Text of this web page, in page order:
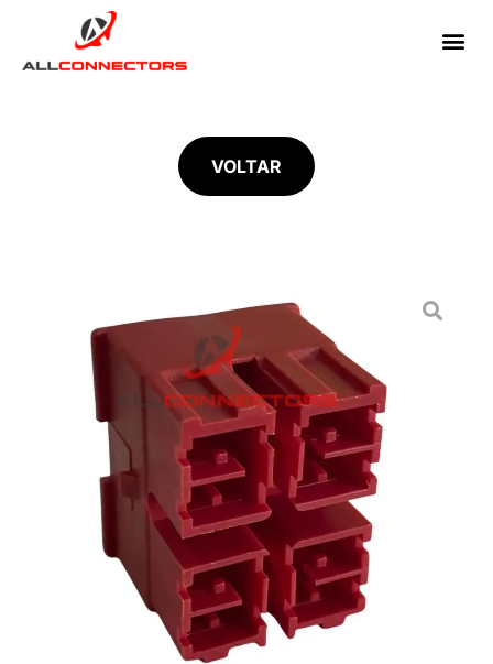
VOLTAR